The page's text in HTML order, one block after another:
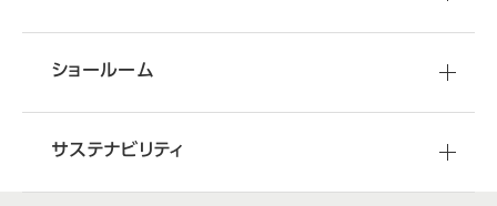
ショールーム
サステナビリティ